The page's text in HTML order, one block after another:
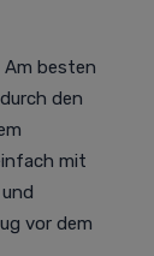
Am besten
den
mit
vor dem